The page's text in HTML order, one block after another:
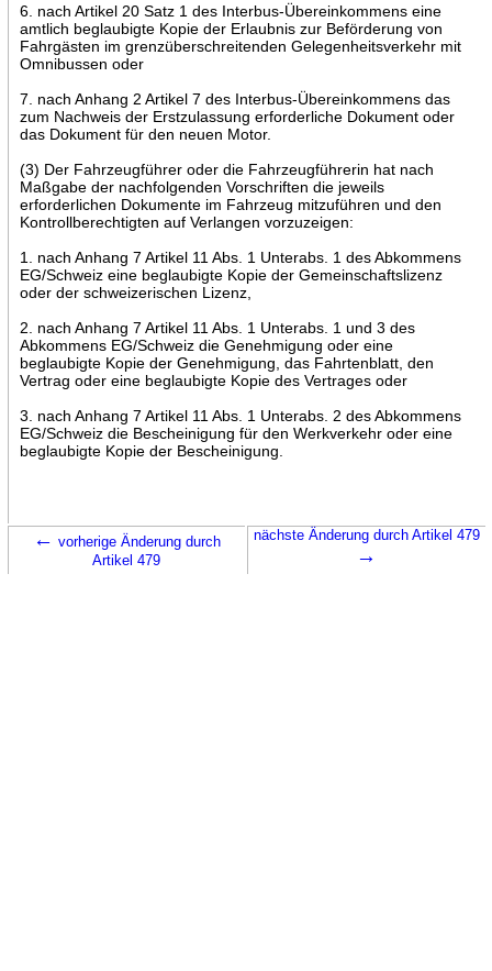
6. nach Artikel 20 Satz 1 des Interbus-Übereinkommens eine
amtlich beglaubigte Kopie der Erlaubnis zur Beförderung von
Fahrgästen im grenzüberschreitenden Gelegenheitsverkehr mit
Omnibussen oder
7. nach Anhang 2 Artikel 7 des Interbus-Übereinkommens das
zum Nachweis der Erstzulassung erforderliche Dokument oder
das Dokument für den neuen Motor.
(3) Der Fahrzeugführer oder die Fahrzeugführerin hat nach
Maßgabe der nachfolgenden Vorschriften die jeweils
erforderlichen Dokumente im Fahrzeug mitzuführen und den
Kontrollberechtigten auf Verlangen vorzuzeigen:
1. nach Anhang 7 Artikel 11 Abs. 1 Unterabs. 1 des Abkommens
EG/Schweiz eine beglaubigte Kopie der Gemeinschaftslizenz
oder der schweizerischen Lizenz,
2. nach Anhang 7 Artikel 11 Abs. 1 Unterabs. 1 und 3 des
Abkommens EG/Schweiz die Genehmigung oder eine
beglaubigte Kopie der Genehmigung, das Fahrtenblatt, den
Vertrag oder eine beglaubigte Kopie des Vertrages oder
3. nach Anhang 7 Artikel 11 Abs. 1 Unterabs. 2 des Abkommens
EG/Schweiz die Bescheinigung für den Werkverkehr oder eine
beglaubigte Kopie der Bescheinigung.
← vorherige Änderung durch
Artikel 479
nächste Änderung durch Artikel 479
→